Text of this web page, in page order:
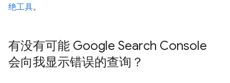
绝工具。
有没有可能 Google Search Console
会向我显示错误的查询？